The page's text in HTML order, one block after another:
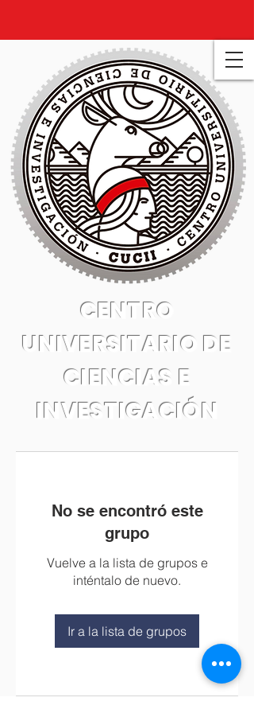
CENTRO
UNIVERSITARIO DE
CIENCIAS E
INVESTIGACIÓN
No se encontró este
grupo
Vuelve a la lista de grupos e
inténtalo de nuevo.
Ir a la lista de grupos